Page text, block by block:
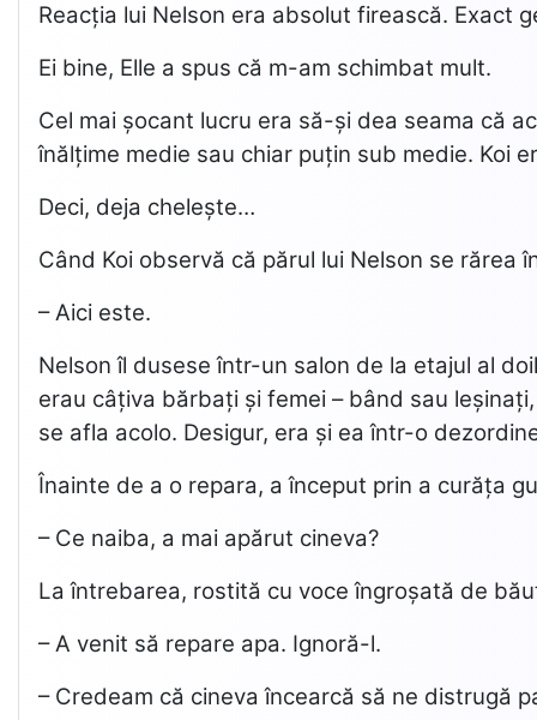
Reacția lui Nelson era absolut firească. Exact
Ei bine, Elle a spus că m-am schimbat mult.
Cel mai șocant lucru era să-și dea seama că
înălțime medie sau chiar puțin sub medie. Koi
Deci, deja chelește…
Când Koi observă că părul lui Nelson se rărea
– Aici este.
Nelson îl dusese într-un salon de la etajul al
erau câțiva bărbați și femei – bând sau
se afla acolo. Desigur, era și ea într-o
Înainte de a o repara, a început prin a curăța
– Ce naiba, a mai apărut cineva?
La întrebarea, rostită cu voce îngroșată de
– A venit să repare apa. Ignoră-l.
– Credeam că cineva încearcă să ne distrugă